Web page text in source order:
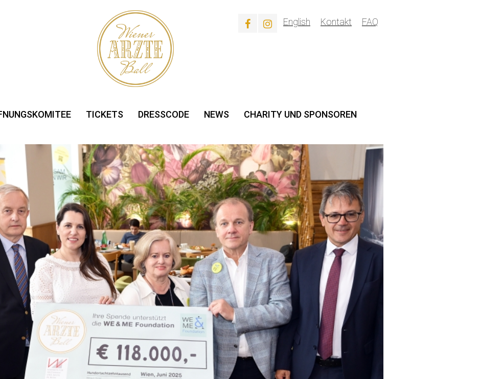
English Kontakt FAQ
TICKETS DRESSCODE NEWS CHARITY UND SPONSOREN